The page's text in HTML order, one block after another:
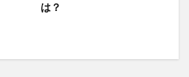
は？